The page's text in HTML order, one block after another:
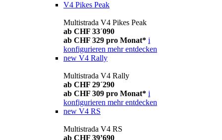
V4 Pikes Peak
Multistrada V4 Pikes Peak
ab CHF 33´090
ab CHF 329 pro Monat* i
konfigurieren mehr entdecken
new V4 Rally
Multistrada V4 Rally
ab CHF 29´290
ab CHF 309 pro Monat* i
konfigurieren mehr entdecken
new V4 RS
Multistrada V4 RS
ab CHF 39’690